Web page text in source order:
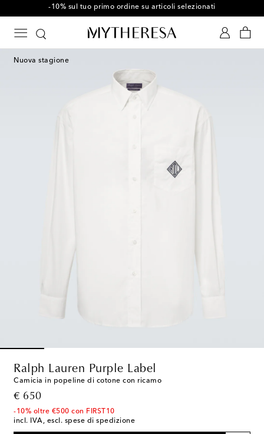
-10% sul tuo primo ordine su articoli selezionati
Nuova stagione
Ralph Lauren Purple Label
Camicia in popeline di cotone con ricamo
€ 650
original price
-10% oltre €500 con FIRST10
incl. IVA, escl. spese di spedizione